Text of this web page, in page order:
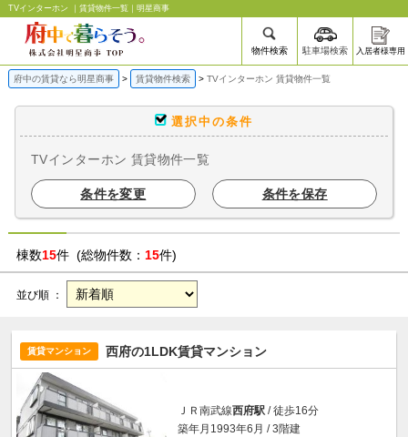
TVインターホン ｜賃貸物件一覧｜明星商事
物件検索 駐車場検索 入居者様専用
府中の賃貸なら明星商事 賃貸物件検索 TVインターホン 賃貸物件一覧
選択中の条件
TVインターホン 賃貸物件一覧
条件を変更 条件を保存
棟数15件 (総物件数： 15件)
並び順 ：
賃貸マンション 西府の1LDK賃貸マンション
ＪＲ南武線西府駅 / 徒歩16分
築年月1993年6月 / 3階建